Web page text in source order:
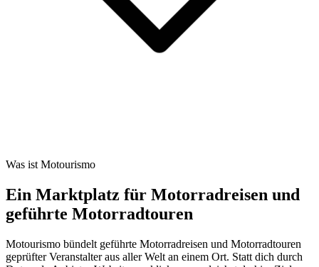
Was ist Motourismo
Ein Marktplatz für Motorradreisen und
geführte Motorradtouren
Motourismo bündelt geführte Motorradreisen und Motorradtouren
geprüfter Veranstalter aus aller Welt an einem Ort. Statt dich durch